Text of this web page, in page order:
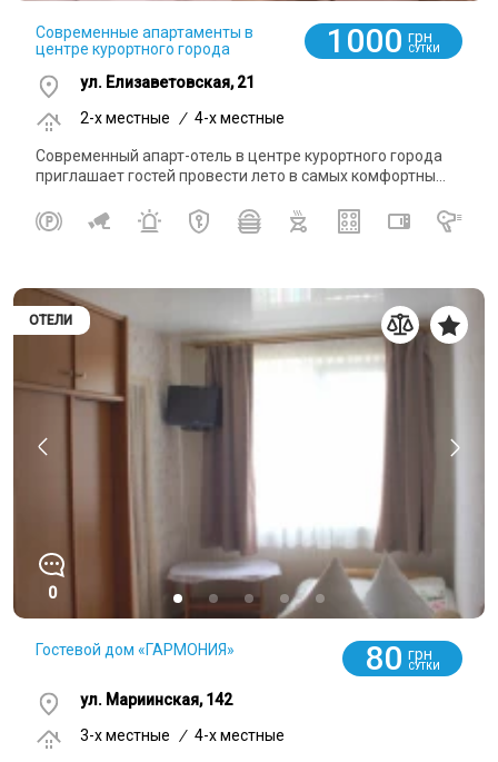
Современные апартаменты в
центре курортного города
1000 грн
СУТКИ
ул. Елизаветовская, 21
2-x местные
/ 4-x местные
Современный апарт-отель в центре курортного города
приглашает гостей провести лето в самых комфортны...
ОТЕЛИ
0
Гостевой дом «ГАРМОНИЯ» 80 грн
СУТКИ
ул. Мариинская, 142
3-x местные
/ 4-x местные